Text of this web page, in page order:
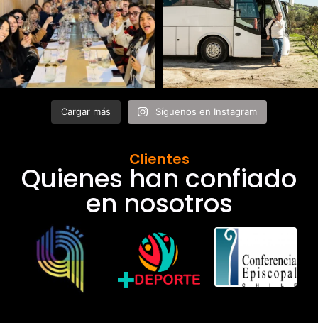
Cargar más Síguenos en Instagram
Clientes
Quienes han confiado
en nosotros